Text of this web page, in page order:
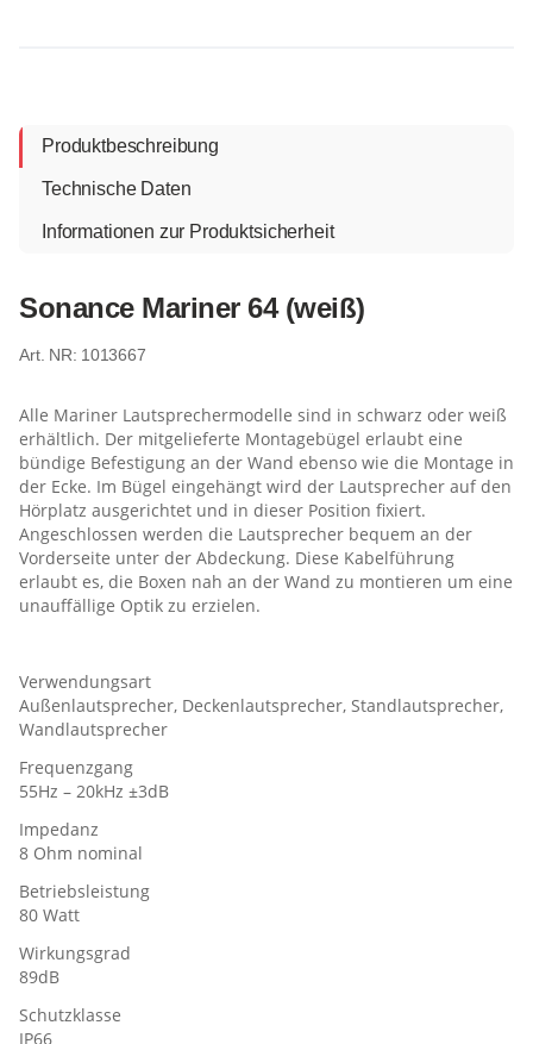
Produktbeschreibung
Technische Daten
Informationen zur Produktsicherheit
Sonance Mariner 64 (weiß)
1013667
Alle Mariner Lautsprechermodelle sind in schwarz oder weiß
erhältlich. Der mitgelieferte Montagebügel erlaubt eine
bündige Befestigung an der Wand ebenso wie die Montage in
der Ecke. Im Bügel eingehängt wird der Lautsprecher auf den
Hörplatz ausgerichtet und in dieser Position fixiert.
Angeschlossen werden die Lautsprecher bequem an der
Vorderseite unter der Abdeckung. Diese Kabelführung
erlaubt es, die Boxen nah an der Wand zu montieren um eine
unauffällige Optik zu erzielen.
Verwendungsart
Außenlautsprecher, Deckenlautsprecher, Standlautsprecher,
Wandlautsprecher
Frequenzgang
55Hz – 20kHz ±3dB
Impedanz
8 Ohm nominal
Betriebsleistung
80 Watt
Wirkungsgrad
89dB
Schutzklasse
IP66